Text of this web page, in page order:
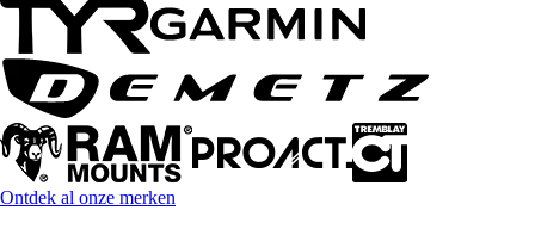
Ontdek al onze merken